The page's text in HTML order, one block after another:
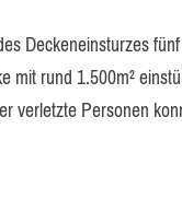
Deckeneinsturzes
rund 1.500m²
verletzte Personen